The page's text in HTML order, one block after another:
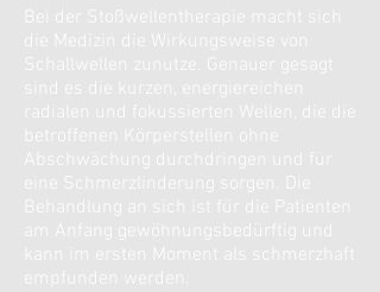
Bei der Stoßwellentherapie macht sich
die Medizin die Wirkungsweise von
Schallwellen zunutze. Genauer gesagt
sind es die kurzen, energiereichen
radialen und fokussierten Wellen, die die
Abschwächung durchdringen und für
eine Schmerzlinderung sorgen. Die
Behandlung an sich ist für die Patienten
am Anfang gewöhnungsbedürftig und
kann im ersten Moment als schmerzhaft
empfunden werden.